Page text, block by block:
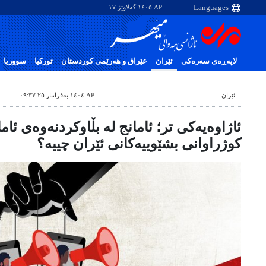
AP ١٤٠٥ گەلاوێژ ١٧
لاپەڕەی سەرەکی ئێران عێراق و هەرێمی کوردستان تورکیا سووریا
ئێران AP ١٤٠٤ بەفرانبار ٢٥ ٠٩:٣٧
ئاژاوەیەکی تر؛ ئامانج لە بڵاوکردنەوەی
کوژراوانی بشێوییەکانی ئێران چییە؟